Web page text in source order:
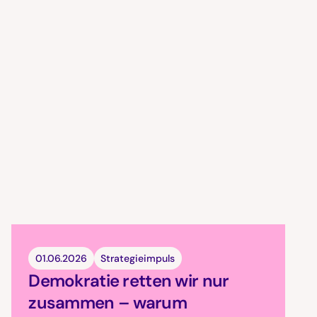
01.06.2026 Strategieimpuls
Demokratie retten wir nur
zusammen – warum